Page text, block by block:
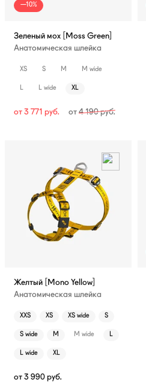
—10%
Зеленый мох [Moss Green]
Анатомическая шлейка
XS S M M wide
L L wide XL
от 3 771 руб. от4 190руб.
Желтый [Mono Yellow]
Анатомическая шлейка
XXS XS XS wide S
S wide M M wide L
L wide XL
от 3 990 руб.